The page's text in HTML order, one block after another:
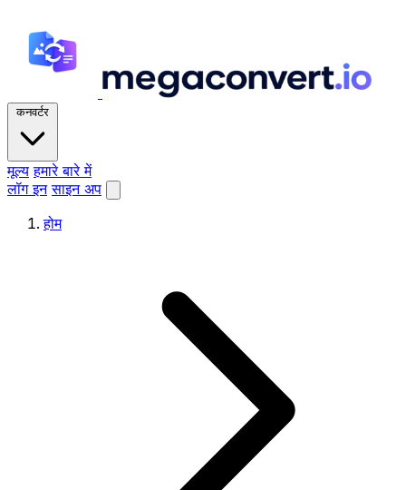
कनवर्टर
मूल्य हमारे बारे में
लॉग इन साइन अप
होम